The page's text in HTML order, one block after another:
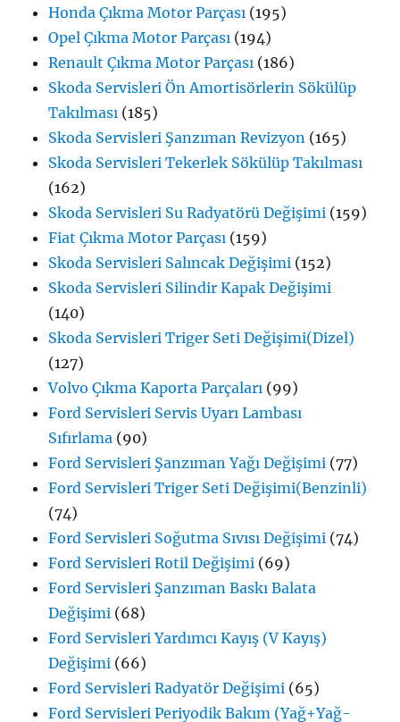
Honda Çıkma Motor Parçası (195)
Opel Çıkma Motor Parçası (194)
Renault Çıkma Motor Parçası (186)
Skoda Servisleri Ön Amortisörlerin Sökülüp
Takılması (185)
Skoda Servisleri Şanzıman Revizyon (165)
Skoda Servisleri Tekerlek Sökülüp Takılması
(162)
Skoda Servisleri Su Radyatörü Değişimi (159)
Fiat Çıkma Motor Parçası (159)
Skoda Servisleri Salıncak Değişimi (152)
Skoda Servisleri Silindir Kapak Değişimi
(140)
Skoda Servisleri Triger Seti Değişimi(Dizel)
(127)
Volvo Çıkma Kaporta Parçaları (99)
Ford Servisleri Servis Uyarı Lambası
Sıfırlama (90)
Ford Servisleri Şanzıman Yağı Değişimi (77)
Ford Servisleri Triger Seti Değişimi(Benzinli)
(74)
Ford Servisleri Soğutma Sıvısı Değişimi (74)
Ford Servisleri Rotil Değişimi (69)
Ford Servisleri Şanzıman Baskı Balata
Değişimi (68)
Ford Servisleri Yardımcı Kayış (V Kayış)
Değişimi (66)
Ford Servisleri Radyatör Değişimi (65)
Ford Servisleri Periyodik Bakım (Yağ+Yağ-